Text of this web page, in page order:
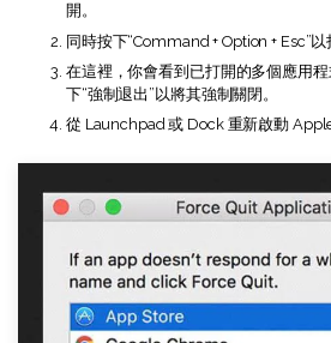
開。
同時按下“Command + Option + Esc”
在這裡，你會看到已打開的多個應用
下“強制退出”以將其強制關閉。
從 Launchpad 或 Dock 重新啟動